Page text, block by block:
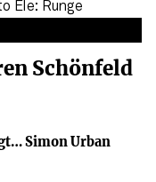
Schönfeld
Simon Urban